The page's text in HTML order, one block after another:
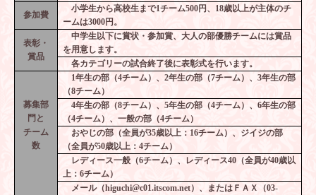
参加費
小学生から高校生まで1チーム500円、 18歳以上が主体のチ
ームは3000円。
表彰・
賞品
中学生以下に賞状・参加賞、大人の部優勝チームには賞品
を用意します。
各カテゴリーの試合終了後に表彰式を行います。
1年生の部（4チーム）、 2年生の部（7チーム）、 3年生の部
（8チーム）
募集部
門と
4年生の部（8チーム）、 5年生の部（4チーム）、 6年生の部
（4チーム）、一般の部（4チーム）
チーム
数
おやじの部（全員が35歳以上： 16チーム）、ジイジの部
（全員が50歳以上： 4チーム）
レディース一般（6チーム）、レディース40（全員が40歳以
上： 6チーム）
メール（higuchi@c01.itscom.net）、またはＦＡＸ（03-